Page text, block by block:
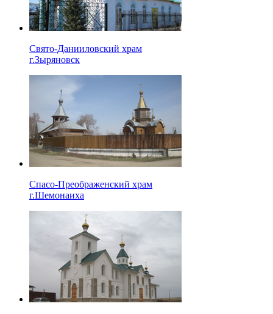
Свято-Данииловский храм
г.Зыряновск
Спасо-Преображенский храм
г.Шемонаиха